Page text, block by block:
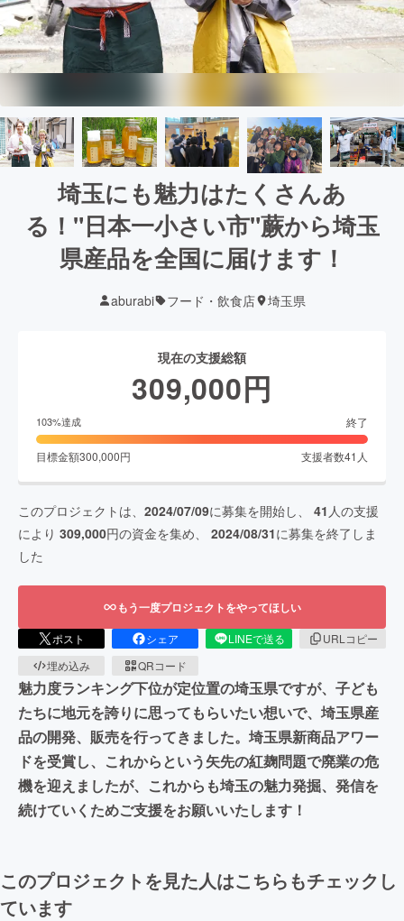
埼玉にも魅力はたくさんあ
る！"日本一小さい市"蕨から埼玉
県産品を全国に届けます！
aburabi フード・飲食店 埼玉県
現在の支援総額
309,000円
103%達成 終了
目標金額300,000円 支援者数41 人
このプロジェクトは、 2024/07/09に募集を開始し、 41 人の支援
により 309,000円の資金を集め、 2024/08/31に募集を終了しま
した
もう一度プロジェクトをやってほしい
ポスト シェア LINEで送る
URLコピー
埋め込み
QRコード
魅力度ランキング下位が定位置の埼玉県ですが、子ども
たちに地元を誇りに思ってもらいたい想いで、埼玉県産
品の開発、販売を行ってきました。埼玉県新商品アワー
ドを受賞し、これからという矢先の紅麹問題で廃業の危
機を迎えましたが、これからも埼玉の魅力発掘、発信を
続けていくためご支援をお願いいたします！
このプロジェクトを見た人はこちらもチェックし
ています